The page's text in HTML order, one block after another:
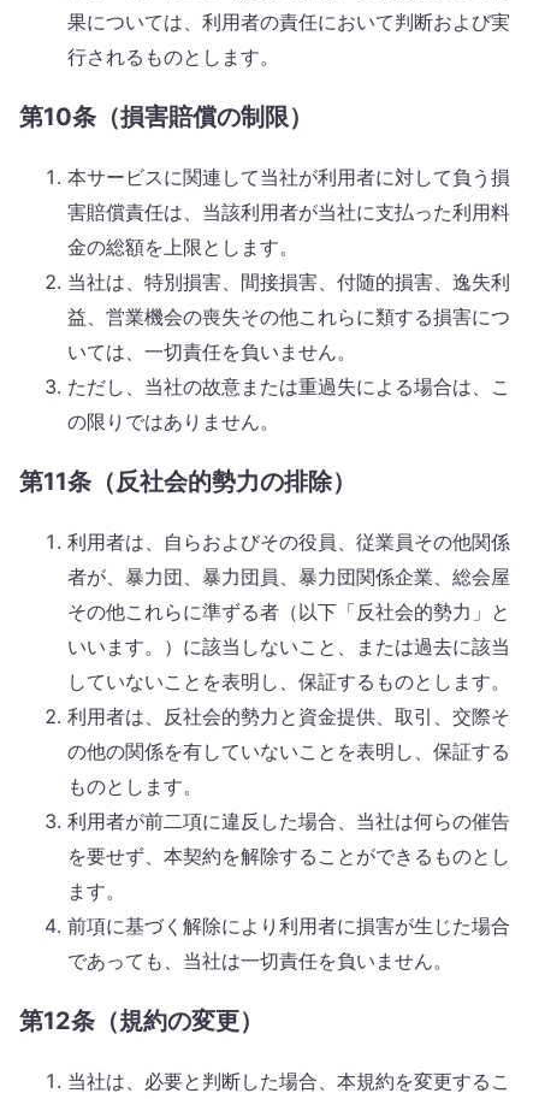
果については、利用者の責任において判断および実
行されるものとします。
第10条（損害賠償の制限）
本サービスに関連して当社が利用者に対して負う損
害賠償責任は、当該利用者が当社に支払った利用料
金の総額を上限とします。
当社は、特別損害、間接損害、付随的損害、逸失利
益、営業機会の喪失その他これらに類する損害につ
いては、一切責任を負いません。
ただし、当社の故意または重過失による場合は、こ
の限りではありません。
第11条（反社会的勢力の排除）
利用者は、自らおよびその役員、従業員その他関係
者が、暴力団、暴力団員、暴力団関係企業、総会屋
その他これらに準ずる者（以下「反社会的勢力」と
いいます。）に該当しないこと、または過去に該当
していないことを表明し、保証するものとします。
利用者は、反社会的勢力と資金提供、取引、交際そ
の他の関係を有していないことを表明し、保証する
ものとします。
利用者が前二項に違反した場合、当社は何らの催告
を要せず、本契約を解除することができるものとし
ます。
前項に基づく解除により利用者に損害が生じた場合
であっても、当社は一切責任を負いません。
第12条（規約の変更）
当社は、必要と判断した場合、本規約を変更するこ